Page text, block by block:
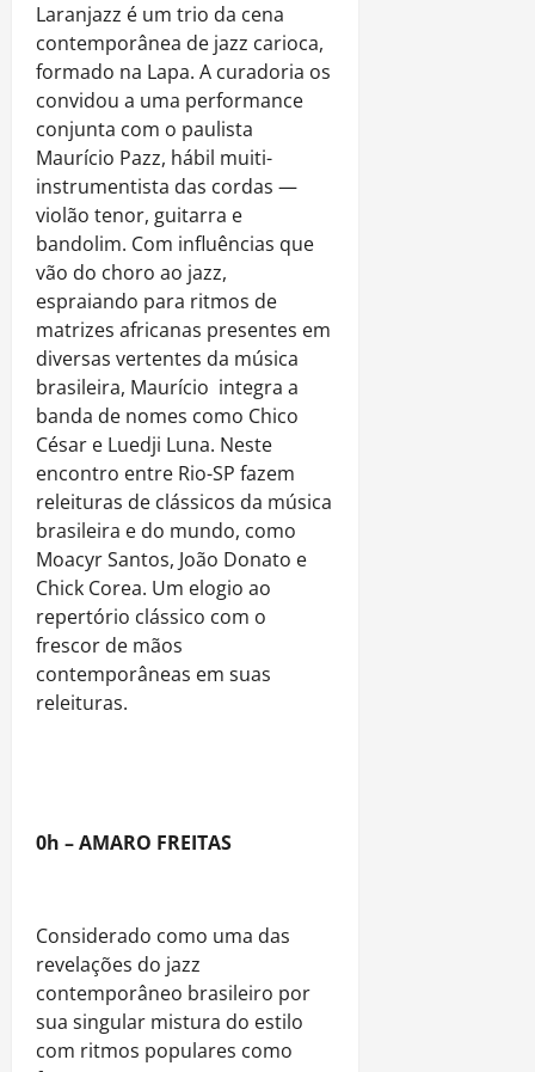
Laranjazz é um trio da cena
contemporânea de jazz carioca,
formado na Lapa. A curadoria os
convidou a uma performance
conjunta com o paulista
Maurício Pazz, hábil muiti-
instrumentista das cordas —
violão tenor, guitarra e
bandolim. Com influências que
vão do choro ao jazz,
espraiando para ritmos de
matrizes africanas presentes em
diversas vertentes da música
brasileira, Maurício integra a
banda de nomes como Chico
César e Luedji Luna. Neste
encontro entre Rio-SP fazem
releituras de clássicos da música
brasileira e do mundo, como
Moacyr Santos, João Donato e
Chick Corea. Um elogio ao
repertório clássico com o
frescor de mãos
contemporâneas em suas
releituras.
0h – AMARO FREITAS
Considerado como uma das
revelações do jazz
contemporâneo brasileiro por
sua singular mistura do estilo
com ritmos populares como